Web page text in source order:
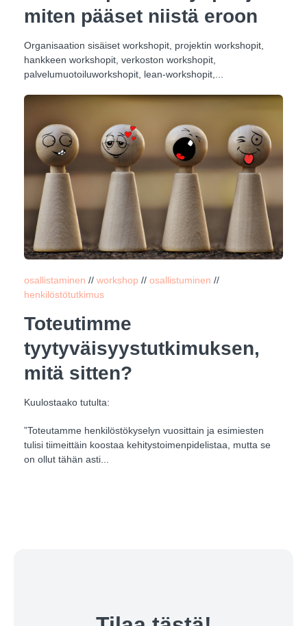
miten pääset niistä eroon
Organisaation sisäiset workshopit, projektin workshopit,
hankkeen workshopit, verkoston workshopit,
palvelumuotoiluworkshopit, lean-workshopit,...
osallistaminen // workshop // osallistuminen //
henkilöstötutkimus
Toteutimme
tyytyväisyystutkimuksen,
mitä sitten?
Kuulostaako tutulta:
”Toteutamme henkilöstökyselyn vuosittain ja esimiesten
tulisi tiimeittäin koostaa kehitystoimenpidelistaa, mutta se
on ollut tähän asti...